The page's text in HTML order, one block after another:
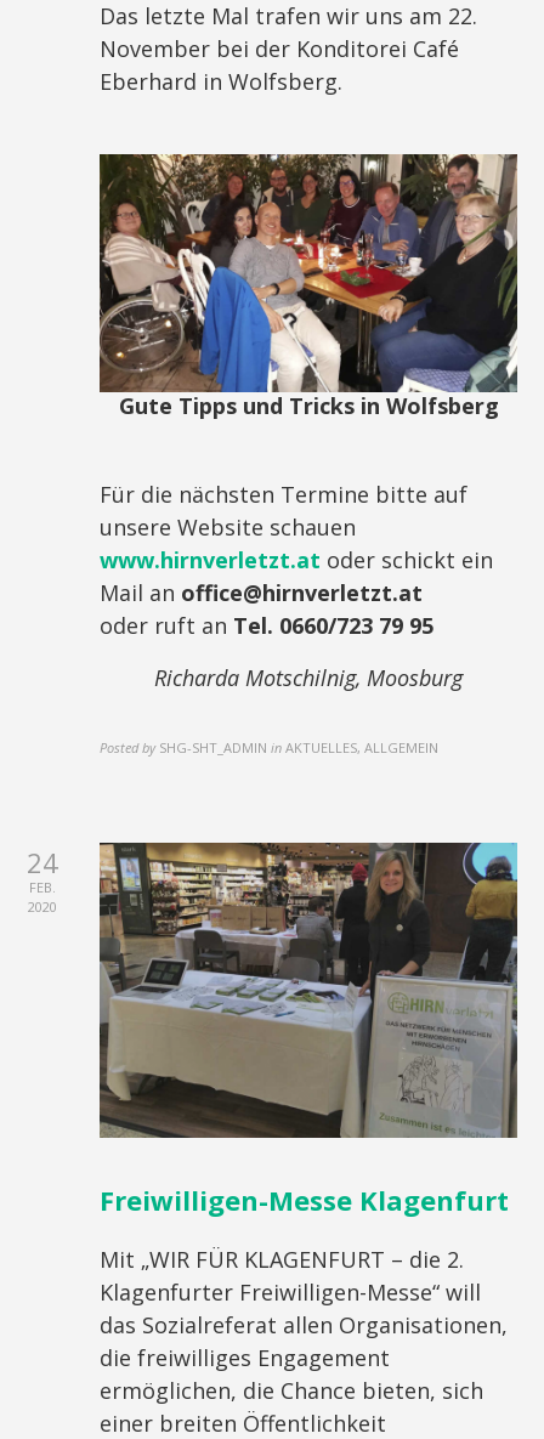
Das letzte Mal trafen wir uns am 22.
November bei der Konditorei Café
Eberhard in Wolfsberg.
Gute Tipps und Tricks in Wolfsberg
Für die nächsten Termine bitte auf
unsere Website schauen
www.hirnverletzt.at oder schickt ein
Mail an office@hirnverletzt.at
oder ruft an Tel. 0660/723 79 95
Richarda Motschilnig, Moosburg
Posted by SHG-SHT_ADMIN in AKTUELLES, ALLGEMEIN
24
FEB.
2020
Freiwilligen-Messe Klagenfurt
Mit „WIR FÜR KLAGENFURT – die 2.
Klagenfurter Freiwilligen-Messe“ will
das Sozialreferat allen Organisationen,
die freiwilliges Engagement
ermöglichen, die Chance bieten, sich
einer breiten Öffentlichkeit